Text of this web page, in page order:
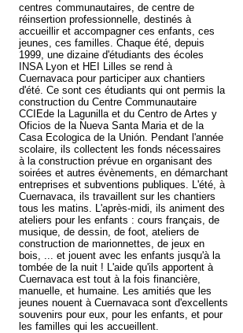
centres communautaires, de centre de
réinsertion professionnelle, destinés à
accueillir et accompagner ces enfants, ces
jeunes, ces familles. Chaque été, depuis
1999, une dizaine d'étudiants des écoles
INSA Lyon et HEI Lilles se rend à
Cuernavaca pour participer aux chantiers
d'été. Ce sont ces étudiants qui ont permis la
construction du Centre Communautaire
CCIEde la Lagunilla et du Centro de Artes y
Oficios de la Nueva Santa Maria et de la
Casa Ecologica de la Unión. Pendant l'année
scolaire, ils collectent les fonds nécessaires
à la construction prévue en organisant des
soirées et autres évènements, en démarchant
entreprises et subventions publiques. L'été, à
Cuernavaca, ils travaillent sur les chantiers
tous les matins. L'après-midi, ils animent des
ateliers pour les enfants : cours français, de
musique, de dessin, de foot, ateliers de
construction de marionnettes, de jeux en
bois, ... et jouent avec les enfants jusqu'à la
tombée de la nuit ! L'aide qu'ils apportent à
Cuernavaca est tout à la fois financière,
manuelle, et humaine. Les amitiés que les
jeunes nouent à Cuernavaca sont d'excellents
souvenirs pour eux, pour les enfants, et pour
les familles qui les accueillent.